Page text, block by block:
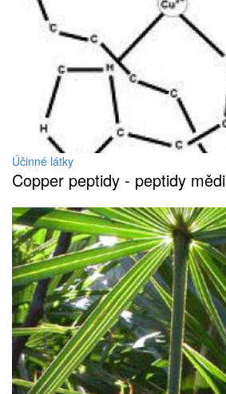
Účinné látky
Copper peptidy - peptidy mědi